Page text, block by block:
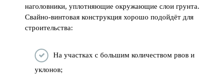
наголовники, уплотняющие окружающие слои грунта.
Свайно-винтовая конструкция хорошо подойдёт для
строительства:
На участках с большим количеством рвов и
уклонов;